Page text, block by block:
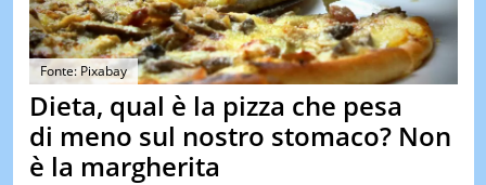
& TV
QUIZ
TEST
&
Fonte: Pixabay
Dieta, qual è la pizza che pesa
di meno sul nostro stomaco? Non
è la margherita